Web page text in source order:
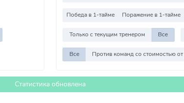
Победа в 1-тайме Поражение в 1-тайме
Только с текущим тренером Все
Все Против команд со стоимостью от
Статистика обновлена